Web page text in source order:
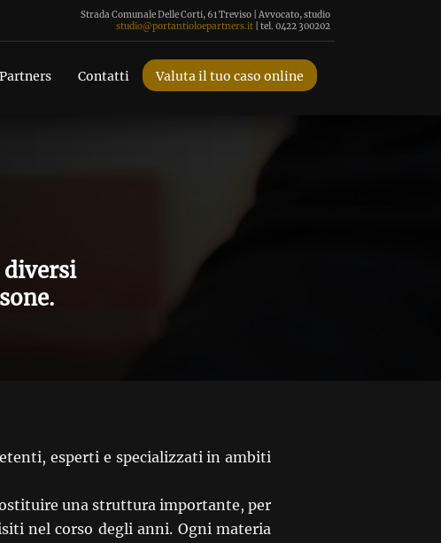
Strada Comunale Delle Corti, 61 Treviso | Avvocato, studio
studio@portantioloepartners.it| tel. 0422 300202
Partners Contatti Valuta il tuo caso online
esperti e specializzati in ambiti
una struttura importante, per
nel corso degli anni. Ogni materia